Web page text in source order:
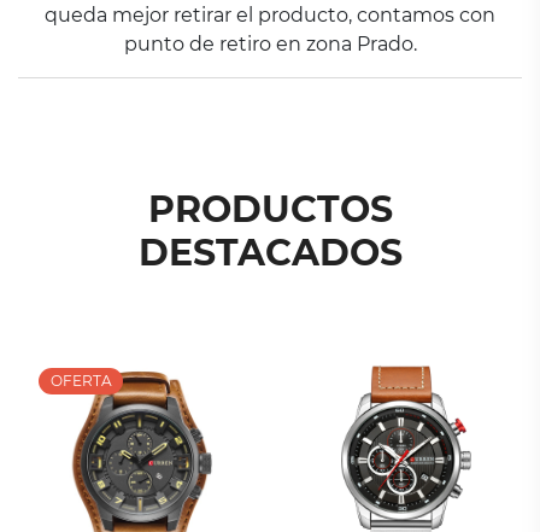
queda mejor retirar el producto, contamos con
punto de retiro en zona Prado.
PRODUCTOS
DESTACADOS